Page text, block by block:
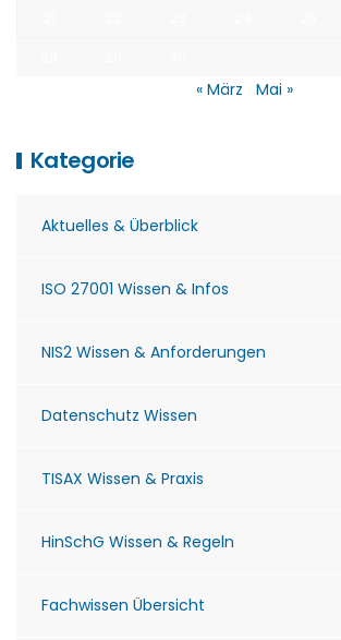
« März Mai »
Kategorie
Aktuelles & Überblick
ISO 27001 Wissen & Infos
NIS2 Wissen & Anforderungen
Datenschutz Wissen
TISAX Wissen & Praxis
HinSchG Wissen & Regeln
Fachwissen Übersicht